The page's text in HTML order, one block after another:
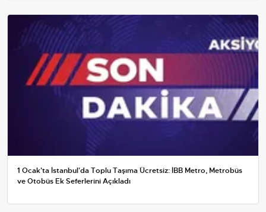
1 Ocak'ta İstanbul'da Toplu Taşıma Ücretsiz: İBB Metro, Metrobüs
ve Otobüs Ek Seferlerini Açıkladı